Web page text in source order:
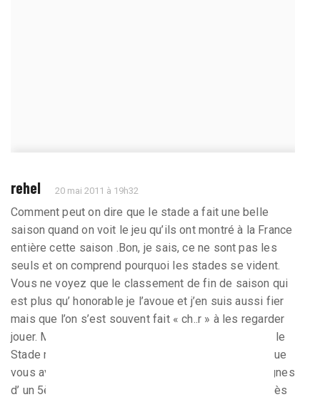
rehel 20 mai 2011 à 19h32
Comment peut on dire que le stade a fait une belle
saison quand on voit le jeu qu’ils ont montré à la France
entière cette saison .Bon, je sais, ce ne sont pas les
seuls et on comprend pourquoi les stades se vident.
Vous ne voyez que le classement de fin de saison qui
est plus qu’ honorable je l’avoue et j’en suis aussi fier
mais que l’on s’est souvent fait « ch..r » à les regarder
jouer. Moi j’aime le beau football et je peux dire que le
Stade rennais n’a pas brillé de ce côté là. On dirait que
vous avez tous oublié cette série de 9 matchs indignes
d’ un 5ème du classement, regardez vos post-it après